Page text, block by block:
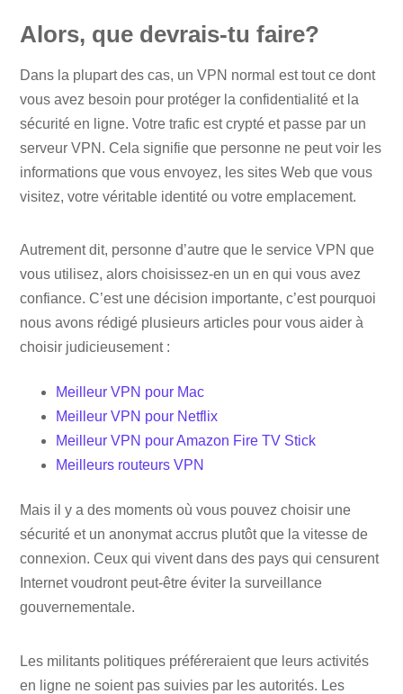
Alors, que devrais-tu faire?
Dans la plupart des cas, un VPN normal est tout ce dont
vous avez besoin pour protéger la confidentialité et la
sécurité en ligne. Votre trafic est crypté et passe par un
serveur VPN. Cela signifie que personne ne peut voir les
informations que vous envoyez, les sites Web que vous
visitez, votre véritable identité ou votre emplacement.
Autrement dit, personne d’autre que le service VPN que
vous utilisez, alors choisissez-en un en qui vous avez
confiance. C’est une décision importante, c’est pourquoi
nous avons rédigé plusieurs articles pour vous aider à
choisir judicieusement :
Meilleur VPN pour Mac
Meilleur VPN pour Netflix
Meilleur VPN pour Amazon Fire TV Stick
Meilleurs routeurs VPN
Mais il y a des moments où vous pouvez choisir une
sécurité et un anonymat accrus plutôt que la vitesse de
connexion. Ceux qui vivent dans des pays qui censurent
Internet voudront peut-être éviter la surveillance
gouvernementale.
Les militants politiques préféreraient que leurs activités
en ligne ne soient pas suivies par les autorités. Les